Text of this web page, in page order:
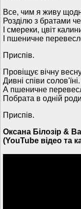
Все, чим я живу
Розділю з братами
І смереки, цвіт
І пшеничне
Приспів.
Провіщує вічну
Дивні співи солов'їні.
А пшеничне
Побрата в одній
Приспів.
Оксана Білозір &
(YouTube відео та